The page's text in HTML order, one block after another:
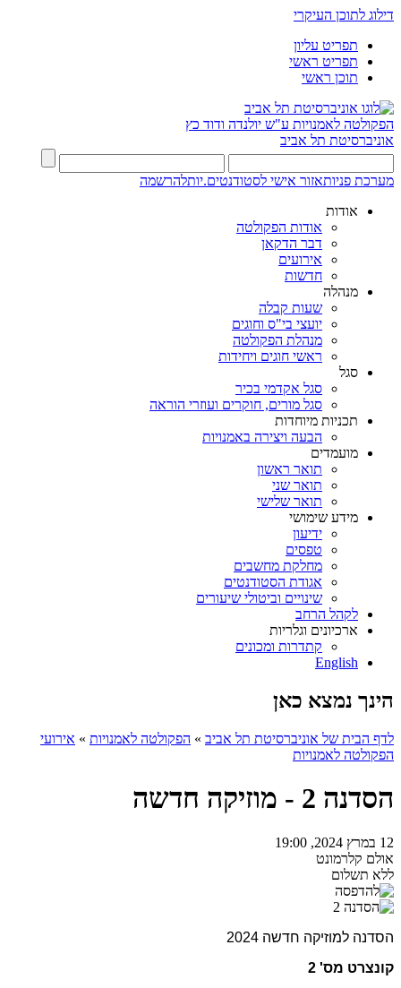
דילוג לתוכן העיקרי
תפריט עליון
תפריט ראשי
תוכן ראשי
הפקולטה לאמנויות ע"ש יולנדה ודוד כץ
אוניברסיטת תל אביב
מערכת פניותאזור אישי לסטודנטים.יותלהרשמה
אודות
אודות הפקולטה
דבר הדקאן
אירועים
חדשות
מנהלה
שעות קבלה
יועצי בי"ס וחוגים
מנהלת הפקולטה
ראשי חוגים ויחידות
סגל
סגל אקדמי בכיר
סגל מורים, חוקרים ועוזרי הוראה
תכניות מיוחדות
הבעה ויצירה באמנויות
מועמדים
תואר ראשון
תואר שני
תואר שלישי
מידע שימושי
ידיעון
טפסים
מחלקת מחשבים
אגודת הסטודנטים
שינויים וביטולי שיעורים
לקהל הרחב
ארכיונים וגלריות
קתדרות ומכונים
English
הינך נמצא כאן
לדף הבית של אוניברסיטת תל אביב » הפקולטה לאמנויות » אירועי
הפקולטה לאמנויות
הסדנה 2 - מוזיקה חדשה
12 במרץ 2024, 19:00
אולם קלרמונט
ללא תשלום
הסדנה למוזיקה חדשה 2024
קונצרט מס' 2